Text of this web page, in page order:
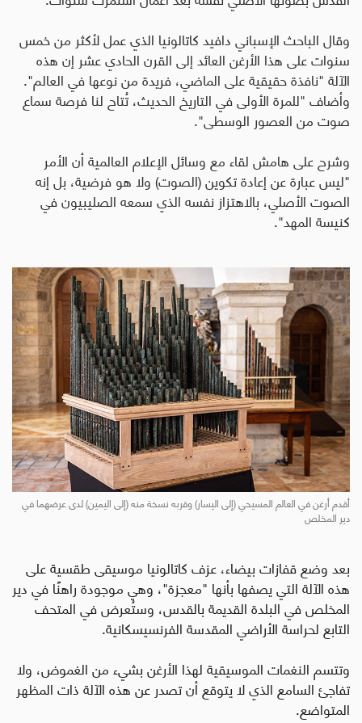
وقال الباحث الإسباني دافيد كاتالونيا الذي عمل لأكثر من خمس
سنوات على هذا الأرغن العائد إلى القرن الحادي عشر إن هذه
الآلة "نافذة حقيقية على الماضي، فريدة من نوعها في العالم".
وأضاف "للمرة الأولى في التاريخ الحديث، تُتاح لنا فرصة سماع
صوت من العصور الوسطى".
وشرح على هامش لقاء مع وسائل الإعلام العالمية أن الأمر
"ليس عبارة عن إعادة تكوين (الصوت) ولا هو فرضية، بل إنه
الصوت الأصلي، بالاهتزاز نفسه الذي سمعه الصليبيون في
كنيسة المهد".
أقدم أرغن في العالم المسيحي (إلى اليسار) وقربه نسخة منه (إلى اليمين) لدى عرضهما في
دير المخلص
بعد وضع قفازات بيضاء، عزف كاتالونيا موسيقى طقسية على
هذه الآلة التي يصفها بأنها "معجزة"، وهي موجودة راهنًا في دير
المخلص في البلدة القديمة بالقدس، وستُعرض في المتحف
التابع لحراسة الأراضي المقدسة الفرنسيسكانية.
وتتسم النغمات الموسيقية لهذا الأرغن بشيء من الغموض، ولا
تفاجئ السامع الذي لا يتوقع أن تصدر عن هذه الآلة ذات المظهر
المتواضع.